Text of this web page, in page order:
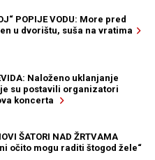
POPIJE VODU: More pred
u dvorištu, suša na vratima
Naloženo uklanjanje
su postavili organizatori
koncerta
ŠATORI NAD ŽRTVAMA
očito mogu raditi štogod žele“